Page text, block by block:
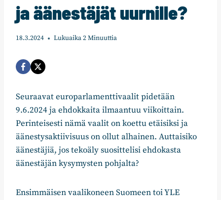
ja äänestäjät uurnille?
18.3.2024 Lukuaika2Minuuttia
Seuraavat europarlamenttivaalit pidetään
9.6.2024 ja ehdokkaita ilmaantuu viikoittain.
Perinteisesti nämä vaalit on koettu etäisiksi ja
äänestysaktiivisuus on ollut alhainen. Auttaisiko
äänestäjiä, jos tekoäly suosittelisi ehdokasta
äänestäjän kysymysten pohjalta?
Ensimmäisen vaalikoneen Suomeen toi YLE